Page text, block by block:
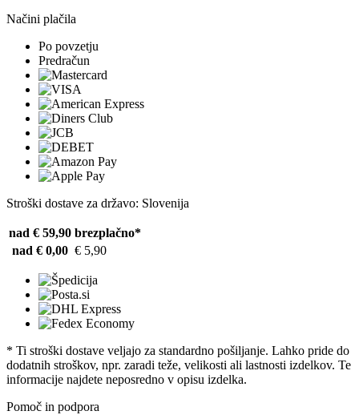
Načini plačila
Po povzetju
Predračun
Stroški dostave za državo: Slovenija
nad € 59,90 brezplačno*
nad € 0,00 € 5,90
* Ti stroški dostave veljajo za standardno pošiljanje. Lahko pride do
dodatnih stroškov, npr. zaradi teže, velikosti ali lastnosti izdelkov. Te
informacije najdete neposredno v opisu izdelka.
Pomoč in podpora